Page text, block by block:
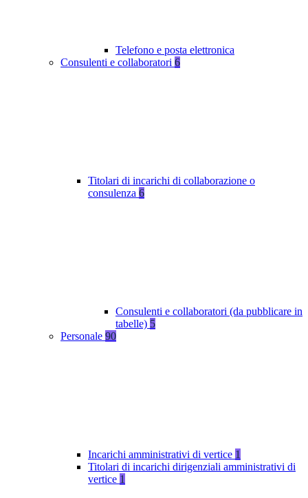
Telefono e posta elettronica
Consulenti e collaboratori 6
Titolari di incarichi di collaborazione o
consulenza 6
Consulenti e collaboratori (da pubblicare in
tabelle) 5
Personale 90
Incarichi amministrativi di vertice 1
Titolari di incarichi dirigenziali amministrativi di
vertice 1